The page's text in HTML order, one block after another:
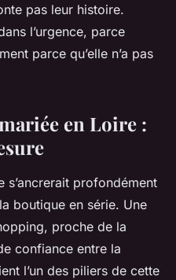
pas leur histoire.
l’urgence, parce
parce qu’elle n’a pas
en Loire :
s’ancrerait profondément
boutique en série. Une
proche de la
confiance entre la
l’un des piliers de cette